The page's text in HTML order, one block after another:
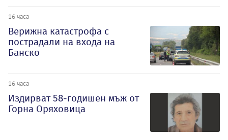
16 часа
Верижна катастрофа с
пострадали на входа на
Банско
16 часа
Издирват 58-годишен мъж от
Горна Оряховица